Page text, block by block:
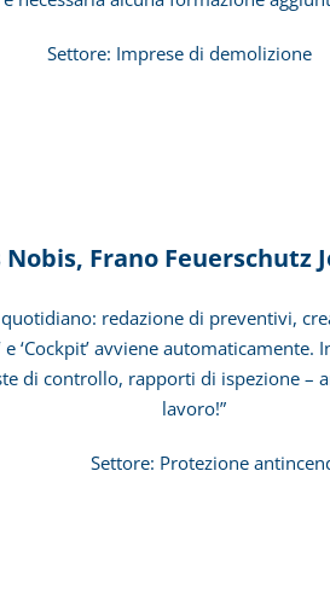
Nobis, Frano Feuerschutz
redazione di preventivi,
‘Cockpit’ avviene
di controllo, rapporti di ispezione –
lavoro!”